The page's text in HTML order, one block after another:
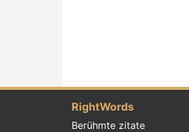
RightWords
Berühmte zitate